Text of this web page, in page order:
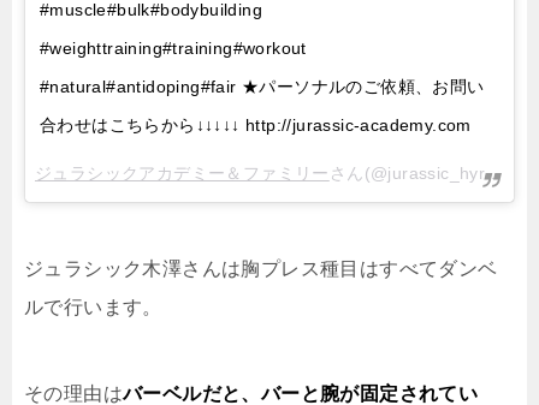
#muscle#bulk#bodybuilding
#weighttraining#training#workout
#natural#antidoping#fair ★パーソナルのご依頼、お問い
合わせはこちらから↓↓↓↓↓ http://jurassic-academy.com
ジュラシックアカデミー＆ファミリー さん(@jurassic_hyr)がシェアした投稿 –
ジュラシック木澤さんは胸プレス種目はすべてダンベ
ルで行います。
その理由はバーベルだと、バーと腕が固定されてい